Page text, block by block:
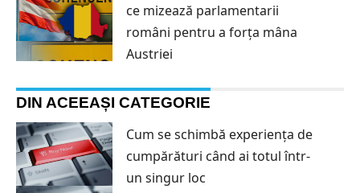
ce mizează parlamentarii
români pentru a forța mâna
Austriei
DIN ACEEAȘI CATEGORIE
Cum se schimbă experiența de
cumpărături când ai totul într-
un singur loc